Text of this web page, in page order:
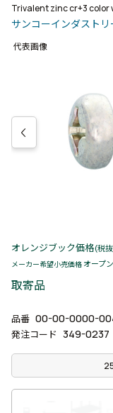
Trivalent zinc cr+3 color
サンコーインダストリ
代表画像
オレンジブック価格(税
メーカー希望小売価格 オープ
取寄品
品番 00-00-0000-
発注コード 349-0237